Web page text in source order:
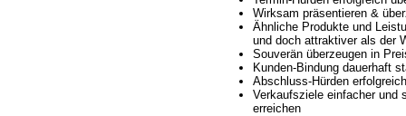
Wirksam präsentieren &
Ähnliche Produkte und
und doch attraktiver als der
Souverän überzeugen in
Kunden-Bindung dauerhaft
Abschluss-Hürden
Verkaufsziele einfacher und
erreichen